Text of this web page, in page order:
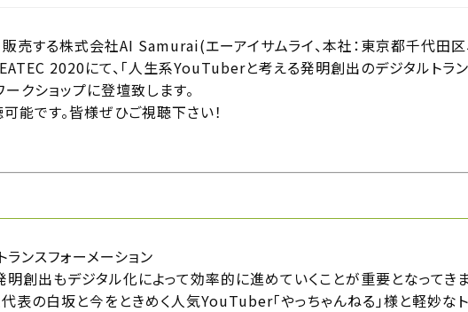
売する株式会社AI Samurai(エーアイサムライ、本社：東京都千代田区
2020にて、「人生系YouTuberと考える発明創出のデジタルトラン
クショップに登壇致します。
能です。皆様ぜひご視聴下さい！
ンスフォーメーション
創出もデジタル化によって効率的に進めていくことが重要となってきま
の白坂と今をときめく人気YouTuber「やっちゃんねる」様と軽妙な